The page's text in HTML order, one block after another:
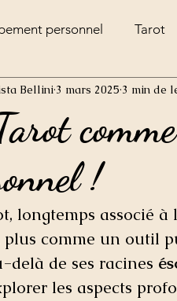
personnel Tarot
de l'âme
!
Bellini 3 mars 2025 3 min de
longtemps associé
plus comme un outil
delà de ses racines
les aspects